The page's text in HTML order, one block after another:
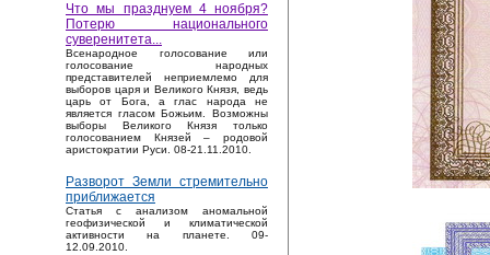
Что мы празднуем 4 ноября?
Потерю национального
суверенитета...
Bсенародное голосование или
голосование народных
представителей неприемлемо для
выборов царя и Великого Князя, ведь
царь от Бога, а глас народа не
является гласом Божьим. Возможны
выборы Великого Князя только
голосованием Князей – родовой
аристократии Руси. 08-21.11.2010.
Разворот Земли стремительно
приближается
Статья с анализом аномальной
геофизической и климатической
активности на планете. 09-
12.09.2010.